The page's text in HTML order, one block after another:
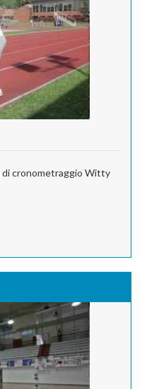
cronometraggio Witty